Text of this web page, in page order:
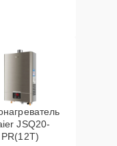
JSQ20-
PR(12T)